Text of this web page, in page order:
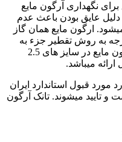
نگهداری آرگون مایع
عایق بودن باعث عدم
. ارگون مایع همان گاز
است که در دمای منفی 196 درجه به روش تقطیر جزء به
مایع
در سایز های 2.5
.
مورد قبول استاندارد ایران
تایید میشوند. تانک آرگون